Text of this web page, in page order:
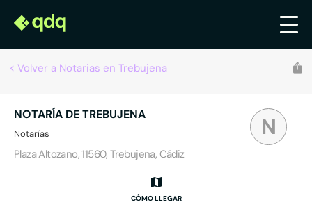
Volver a Notarias en Trebujena
N
NOTARÍA DE TREBUJENA
Notarías
Plaza Altozano, 11560, Trebujena, Cádiz
CÓMO LLEGAR